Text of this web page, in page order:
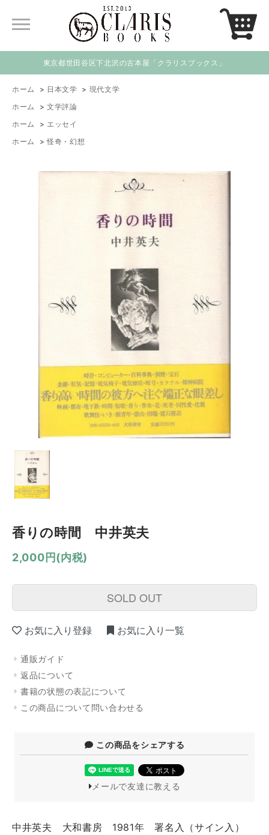
東京都世田谷区下北沢の古本屋「クラリスブックス」
ホーム > 日本文学 > 現代文学
ホーム
> 文学評論
ホーム
> エッセイ
ホーム
>怪奇・幻想
香りの時間 中井英夫
2,000円(内税)
SOLD OUT
お気に入り登録 お気に入り一覧
通販ガイド
返品について
書籍の状態の表記について
この商品について問い合わせる
この商品をシェアする
メールで友達に教える
中井英夫 大和書房 1981年 署名入（サイン入）